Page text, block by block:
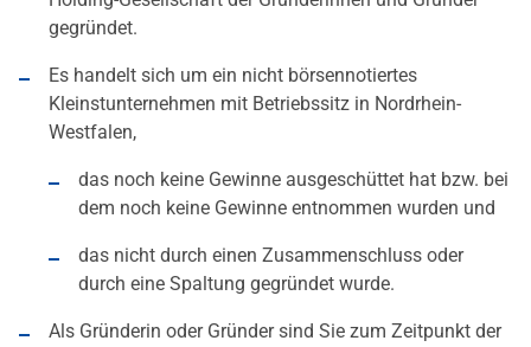
gegründet.
Es handelt sich um ein nicht börsennotiertes
Kleinstunternehmen mit Betriebssitz in Nordrhein-
Westfalen,
das noch keine Gewinne ausgeschüttet hat bzw. bei
dem noch keine Gewinne entnommen wurden und
das nicht durch einen Zusammenschluss oder
durch eine Spaltung gegründet wurde.
Als Gründerin oder Gründer sind Sie zum Zeitpunkt der